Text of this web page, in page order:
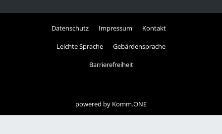
Datenschutz Impressum Kontakt
Leichte Sprache Gebärdensprache
Barrierefreiheit
powered by Komm.ONE